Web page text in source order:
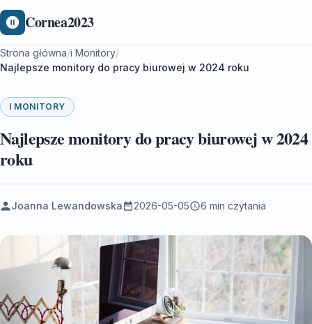
Cornea2023
Strona główna/i Monitory/
Najlepsze monitory do pracy biurowej w 2024 roku
I MONITORY
Najlepsze monitory do pracy biurowej w 2024
roku
Joanna Lewandowska 2026-05-05 6 min czytania